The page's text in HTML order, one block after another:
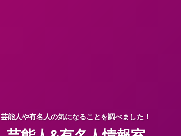
芸能人や有名人の気になることを調べました！